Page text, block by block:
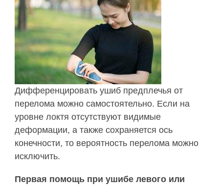
Дифференцировать ушиб предплечья от
перелома можно самостоятельно. Если на
уровне локтя отсутствуют видимые
деформации, а также сохраняется ось
конечности, то вероятность перелома можно
исключить.
Первая помощь при ушибе левого или